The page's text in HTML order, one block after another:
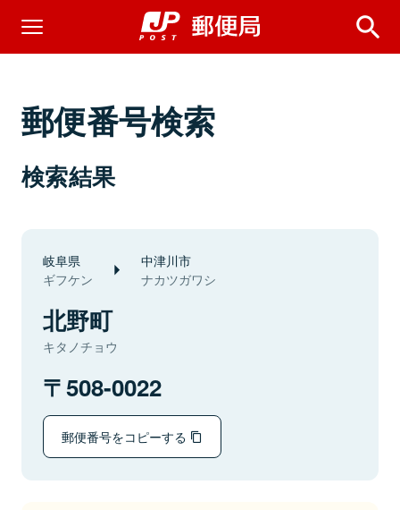
郵便番号検索
検索結果
岐阜県
ギフケン
中津川市
ナカツガワシ
北野町
キタノチョウ
508-0022
郵便番号をコピーする